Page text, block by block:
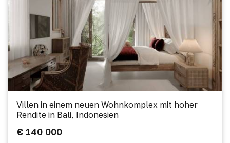
Villen in einem neuen Wohnkomplex mit hoher
Rendite in Bali, Indonesien
€ 140 000